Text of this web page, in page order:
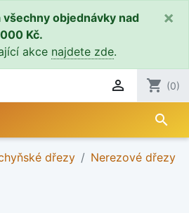
všechny objednávky nad
Kč.
akce najdete zde.
×
 shopping_cart (0)
search
dřezy
Nerezové dřezy